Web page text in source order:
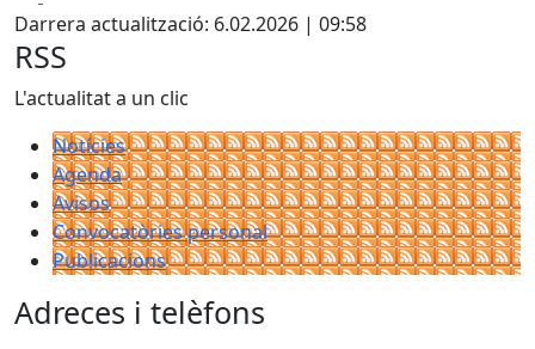
Darrera actualització: 6.02.2026 | 09:58
RSS
L'actualitat a un clic
Notícies
Agenda
Avisos
Convocatòries personal
Publicacions
Adreces i telèfons